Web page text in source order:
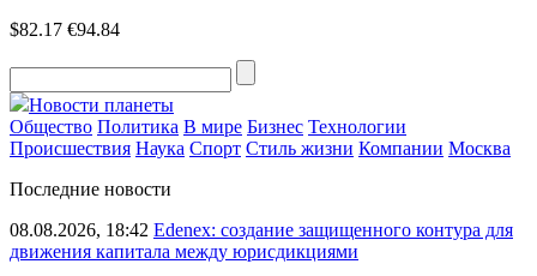
$82.17 €94.84
Новости планеты
Общество Политика В мире Бизнес Технологии
Происшествия Наука Спорт Стиль жизни Компании Москва
Последние новости
08.08.2026, 18:42 Edenex: создание защищенного контура для
движения капитала между юрисдикциями